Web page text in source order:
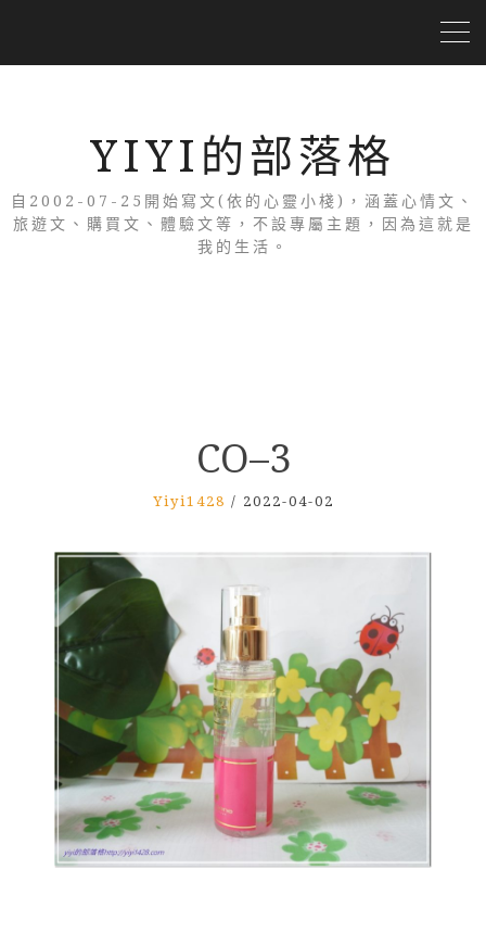
YIYI的部落格
自2002-07-25開始寫文(依的心靈小棧)，涵蓋心情文、
旅遊文、購買文、體驗文等，不設專屬主題，因為這就是
我的生活。
CO–3
Yiyi1428 / 2022-04-02